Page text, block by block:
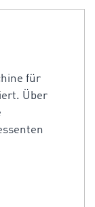
für
Über